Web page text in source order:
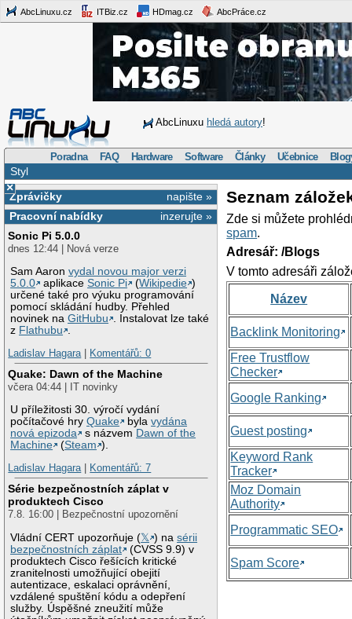
AbcLinuxu.cz ITBiz.cz HDmag.cz AbcPráce.cz
AbcLinuxu hledá autory!
Poradna FAQ Hardware Software Články Učebnice
Styl
×
napište »
Zprávičky
inzerujte »
Pracovní nabídky
Sonic Pi 5.0.0
dnes 12:44 | Nová verze
Sam Aaronvydal novou major verzi
5.0.0
aplikaceSonic Pi (Wikipedie )
určené také pro výuku programování
pomocí skládání hudby. Přehled
novinek naGitHubu
. Instalovat lze také
z Flathubu
Ladislav Hagara| Komentářů: 0
Quake: Dawn of the Machine
včera 04:44 | IT novinky
U příležitosti 30. výročí vydání
počítačové hryQuake bylavydána
nová epizoda
s názvem Dawn of the
Machine
(Steam ).
Ladislav Hagara| Komentářů: 7
Série bezpečnostních záplat v
produktech Cisco
7.8. 16:00 | Bezpečnostní upozornění
Vládní CERT upozorňuje (𝕏 ) nasérii
bezpečnostních záplat
(CVSS 9.9) v
produktech Cisco řešících kritické
zranitelnosti umožňující obejití
autentizace, eskalaci oprávnění,
vzdálené spuštění kódu a odepření
služby. Úspěšné zneužití může
Seznam
Zde si můžete
spam.
Adresář: /Blogs
V tomto adresáři
Název
Backlink Monitoring
Free Trustflow
Checker
Google Ranking
Guest posting
Keyword Rank
Tracker
Moz Domain
Authority
Programmatic SEO
Spam Score